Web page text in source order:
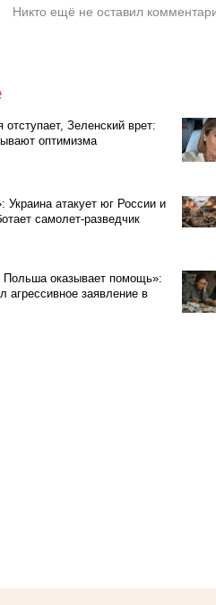
Никто ещё не оставил
Зеленский врет:
оптимизма
атакует юг России и
самолет-разведчик
оказывает помощь»:
агрессивное заявление в